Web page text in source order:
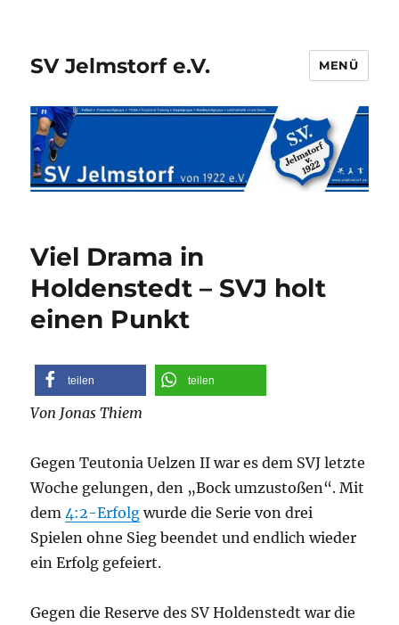
SV Jelmstorf e.V. MENÜ
Viel Drama in
Holdenstedt – SVJ holt
einen Punkt
teilen teilen
Von Jonas Thiem
Gegen Teutonia Uelzen II war es dem SVJ letzte
Woche gelungen, den „Bock umzustoßen“. Mit
dem 4:2-Erfolg wurde die Serie von drei
Spielen ohne Sieg beendet und endlich wieder
ein Erfolg gefeiert.
Gegen die Reserve des SV Holdenstedt war die